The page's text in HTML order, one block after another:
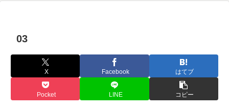
03
X Facebook はてブ
Pocket LINE コピー